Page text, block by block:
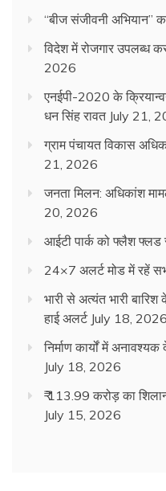
“बीज संजीवनी अभियान”
विदेश में रोजगार उपलब्ध
2026
एनईपी-2020 के
धन सिंह रावत July 21,
ग्राम पंचायत विकास
21, 2026
जनता मिलन: अधिकांश
20, 2026
आईटी पार्क को फ्लैश फ्लड
24×7 अलर्ट मोड में रहें
भारी से अत्यंत भारी
हाई अलर्ट July 18, 2026
निर्माण कार्यों में अनावश्यक
July 18, 2026
₹ 113.99 करोड़ का
July 15, 2026